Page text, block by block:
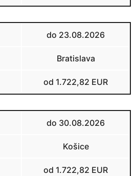
do 23.08.2026
Bratislava
od 1.722,82 EUR
do 30.08.2026
Košice
od 1.722,82 EUR